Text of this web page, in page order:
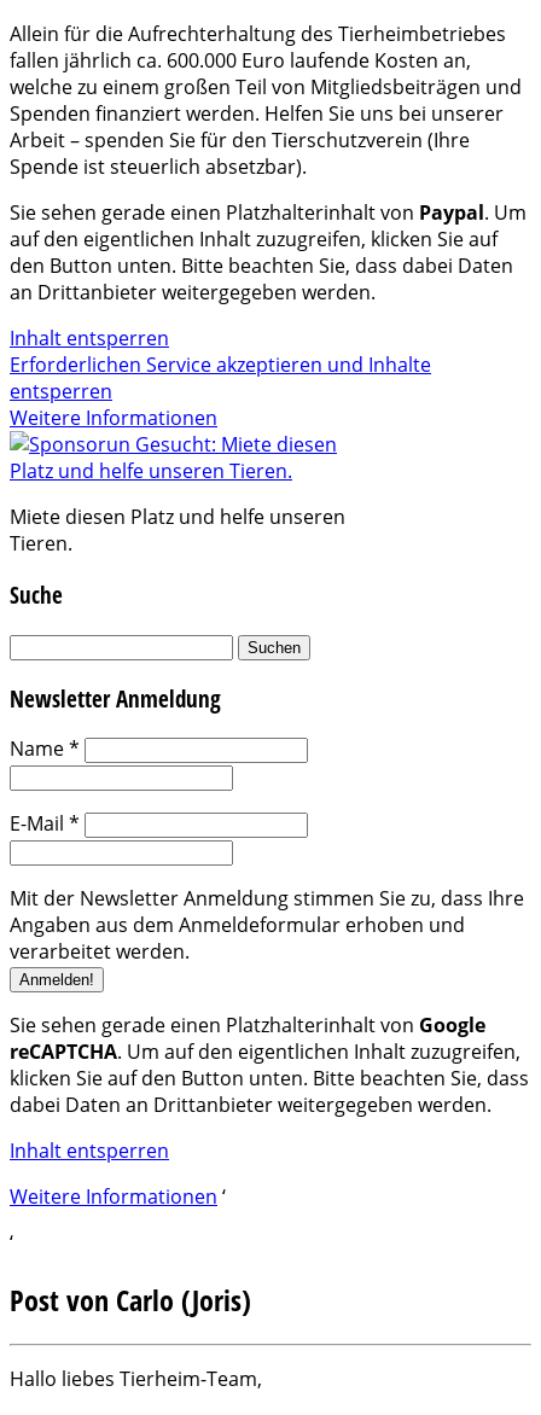
Allein für die Aufrechterhaltung des Tierheimbetriebes
fallen jährlich ca. 600.000 Euro laufende Kosten an,
welche zu einem großen Teil von Mitgliedsbeiträgen und
Spenden finanziert werden. Helfen Sie uns bei unserer
Arbeit – spenden Sie für den Tierschutzverein (Ihre
Spende ist steuerlich absetzbar).
Sie sehen gerade einen Platzhalterinhalt von Paypal. Um
auf den eigentlichen Inhalt zuzugreifen, klicken Sie auf
den Button unten. Bitte beachten Sie, dass dabei Daten
an Drittanbieter weitergegeben werden.
Inhalt entsperren
Erforderlichen Service akzeptieren und Inhalte
entsperren
Weitere Informationen
Miete diesen Platz und helfe unseren
Tieren.
Suche
Suchen
Newsletter Anmeldung
Name*
E-Mail *
Mit der Newsletter Anmeldung stimmen Sie zu, dass Ihre
Angaben aus dem Anmeldeformular erhoben und
verarbeitet werden.
Sie sehen gerade einen Platzhalterinhalt von Google
reCAPTCHA. Um auf den eigentlichen Inhalt zuzugreifen,
klicken Sie auf den Button unten. Bitte beachten Sie, dass
dabei Daten an Drittanbieter weitergegeben werden.
Inhalt entsperren
Weitere Informationen ‘
‘
Post von Carlo (Joris)
Hallo liebes Tierheim-Team,